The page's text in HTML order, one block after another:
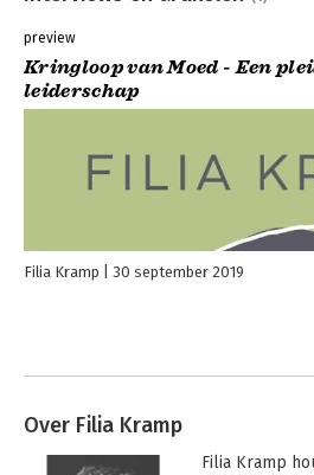
preview
Kringloop van Moed - Een
leiderschap
Filia Kramp 30 september 2019
Over Filia Kramp
Filia Kramp